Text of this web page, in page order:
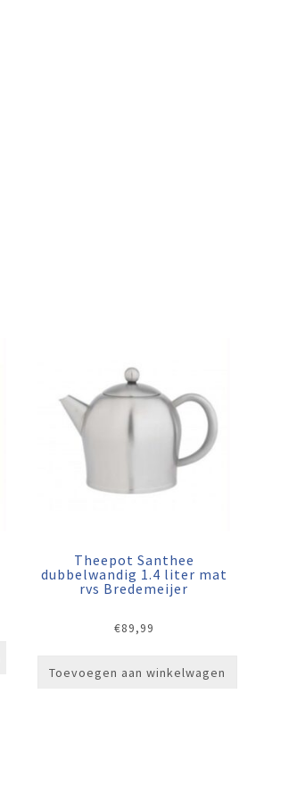
Theepot Santhee
dubbelwandig 1.4 liter mat
rvs Bredemeijer
€89,99
Toevoegen aan winkelwagen